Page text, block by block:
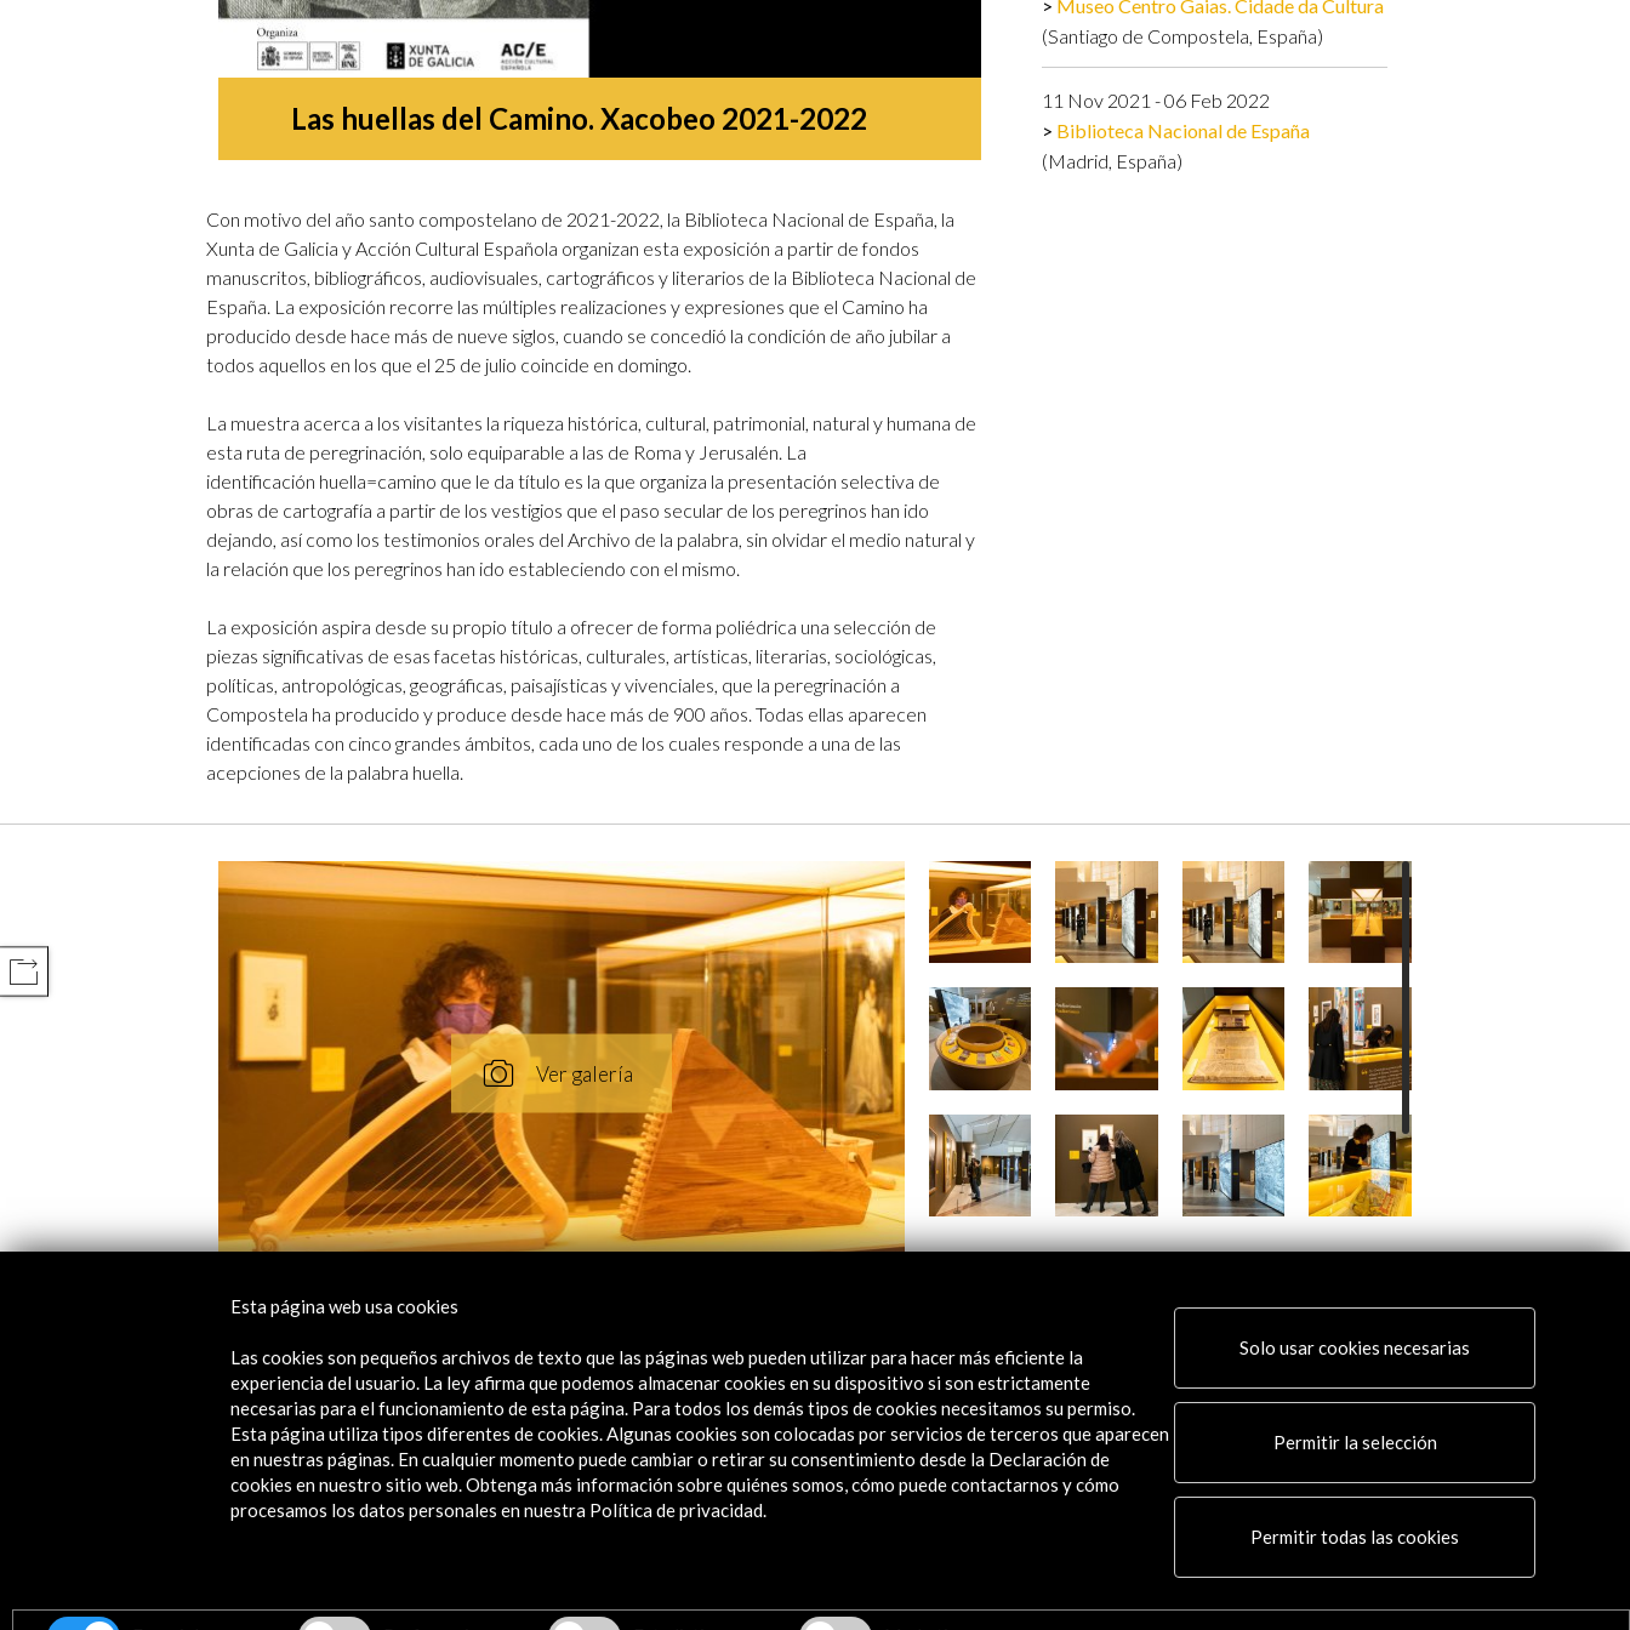
Contacto
Las huellas del Camino. Xacobeo 2021-2022
Con motivo del año santo compostelano de 2021-2022, la Biblioteca Nacional de España, la
Xunta de Galicia y Acción Cultural Española organizan esta exposición a partir de fondos
manuscritos, bibliográficos, audiovisuales, cartográficos y literarios de la Biblioteca Nacional de
España. La exposición recorre las múltiples realizaciones y expresiones que el Camino ha
producido desde hace más de nueve siglos, cuando se concedió la condición de año jubilar a
todos aquellos en los que el 25 de julio coincide en domingo.
La muestra acerca a los visitantes la riqueza histórica, cultural, patrimonial, natural y humana de
esta ruta de peregrinación, solo equiparable a las de Roma y Jerusalén. La
identificación huella=camino que le da título es la que organiza la presentación selectiva de
obras de cartografía a partir de los vestigios que el paso secular de los peregrinos han ido
dejando, así como los testimonios orales del Archivo de la palabra, sin olvidar el medio natural y
la relación que los peregrinos han ido estableciendo con el mismo.
La exposición aspira desde su propio título a ofrecer de forma poliédrica una selección de
piezas significativas de esas facetas históricas, culturales, artísticas, literarias, sociológicas,
políticas, antropológicas, geográficas, paisajísticas y vivenciales, que la peregrinación a
Compostela ha producido y produce desde hace más de 900 años. Todas ellas aparecen
identificadas con cinco grandes ámbitos, cada uno de los cuales responde a una de las
acepciones de la palabra huella.
Museo Centro Gaias. Cidade da Cultura
(Santiago de Compostela, España)
11 Nov 2021 - 06 Feb 2022
Biblioteca Nacional de España
(Madrid, España)
Enlaces de Interés
Las huellas del camino. BNE
Ver
Folleto / Leaflet
Ver
Las huellas del
Esta página web usa cookies
Las cookies son pequeños archivos de texto que las páginas web pueden utilizar para hacer más eficiente la
experiencia del usuario. La ley afirma que podemos almacenar cookies en su dispositivo si son estrictamente
necesarias para el funcionamiento de esta página. Para todos los demás tipos de cookies necesitamos su permiso.
Esta página utiliza tipos diferentes de cookies. Algunas cookies son colocadas por servicios de terceros que aparecen
en nuestras páginas. En cualquier momento puede cambiar o retirar su consentimiento desde la Declaración de
cookies en nuestro sitio web. Obtenga más información sobre quiénes somos, cómo puede contactarnos y cómo
procesamos los datos personales en nuestra Política de privacidad.
Solo usar cookies necesarias
Permitir la selección
Permitir todas las cookies